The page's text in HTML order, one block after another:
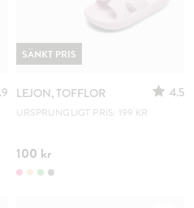
LEJON, TOFFLOR 4.5
URSPRUNGLIGT PRIS: 199 KR
100 kr
SÄNKT PRIS